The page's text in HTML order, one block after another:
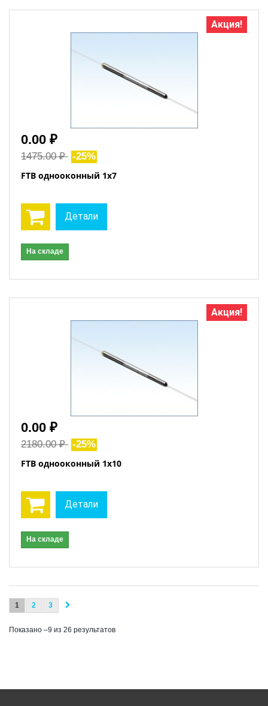
Акция!
0.00 ₽
1475.00 ₽ -25%
FTB однооконный 1x7
Детали
На складе
Акция!
0.00 ₽
2180.00 ₽ -25%
FTB однооконный 1x10
Детали
На складе
1 2 3
Показано –9 из 26 результатов